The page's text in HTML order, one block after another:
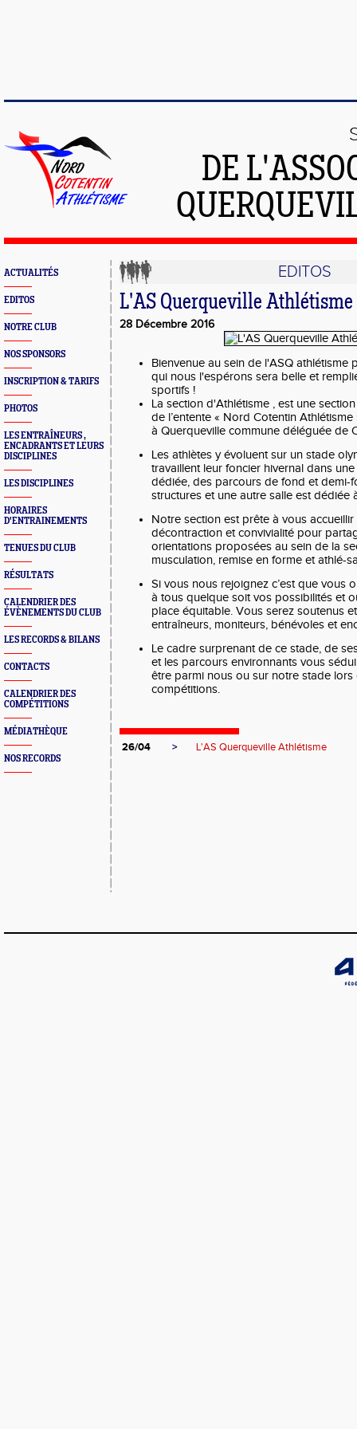
DE
ACTUALITÉS
EDITOS
NOTRE CLUB
NOS SPONSORS
INSCRIPTION & TARIFS
PHOTOS
LES ENTRAÎNEURS ,
ENCADRANTS ET LEURS
DISCIPLINES
LES DISCIPLINES
HORAIRES
D'ENTRAINEMENTS
TENUES DU CLUB
RÉSULTATS
CALENDRIER DES
ÉVÈNEMENTS DU CLUB
LES RECORDS & BILANS
CONTACTS
CALENDRIER DES
COMPÉTITIONS
MÉDIATHÈQUE
NOS RECORDS
EDITOS
L'AS Querqueville Athlétisme
28 Décembre 2016
Bienvenue au sein de l'ASQ athlétisme
qui nous l'espérons sera belle et
La section d'Athlétisme , est une
de l’entente « Nord Cotentin
à Querqueville commune déléguée de
Les athlètes y évoluent sur un stade
travaillent leur foncier hivernal dans
dédiée, des parcours de fond et demi-
structures et une autre salle est dédiée
Notre section est prête à vous
décontraction et convivialité pour
orientations proposées au sein de la
musculation, remise en forme et athlé-
Si vous nous rejoignez c’est que vous
à tous quelque soit vos possibilités et
place équitable. Vous serez soutenus
entraîneurs, moniteurs, bénévoles et
Le cadre surprenant de ce stade, de
et les parcours environnants vous
être parmi nous ou sur notre stade
compétitions.
26/04 > L'AS Querqueville Athlétisme